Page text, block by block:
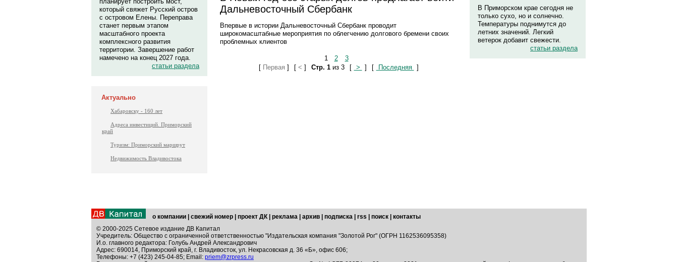
который свяжет Русский остров
с островом Елены. Переправа
станет первым этапом
масштабного проекта
комплексного развития
территории. Завершение работ
намечено на конец 2027 года.
статьи раздела
Актуально
Хабаровску - 160 лет
Адреса инвестиций. Приморский
край
Туризм: Приморский маршрут
Недвижимость Владивостока
Дальневосточный Сбербанк
Впервые в истории Дальневосточный Сбербанк проводит
широкомасштабные мероприятия по облегчению долгового бремени своих
проблемных клиентов
1 2
3
[Первая ] [< ] Стр. 1из 3 [ > ] [ Последняя ]
В Приморском крае сегодня не
только сухо, но и солнечно.
Температуры поднимутся до
летних значений. Легкий
ветерок добавит свежести.
статьи раздела
о компании свежий номер проект ДК реклама архив подписка rss поиск
контакты
© 2000-2025 Сетевое издание ДВ Капитал
Учредитель: Общество с ограниченной ответственностью "Издательская компания "Золотой Рог" (ОГРН 1162536095358)
И.о. главного редактора: Голубь Андрей Александрович
Адрес: 690014, Приморский край, г. Владивосток, ул. Некрасовская д. 36 «Б», офис 606;
Телефоны: +7 (423) 245-04-85; Email: priem@zrpress.ru